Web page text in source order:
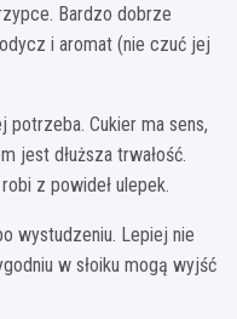
Bardzo dobrze
i aromat (nie czuć jej
Cukier ma sens,
jest dłuższa trwałość.
z powideł ulepek.
wystudzeniu. Lepiej nie
w słoiku mogą wyjść